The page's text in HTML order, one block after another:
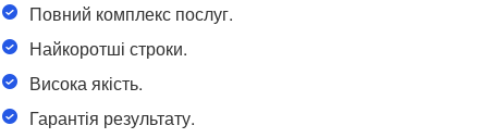
Повний комплекс послуг.
Найкоротші строки.
Висока якість.
Гарантія результату.